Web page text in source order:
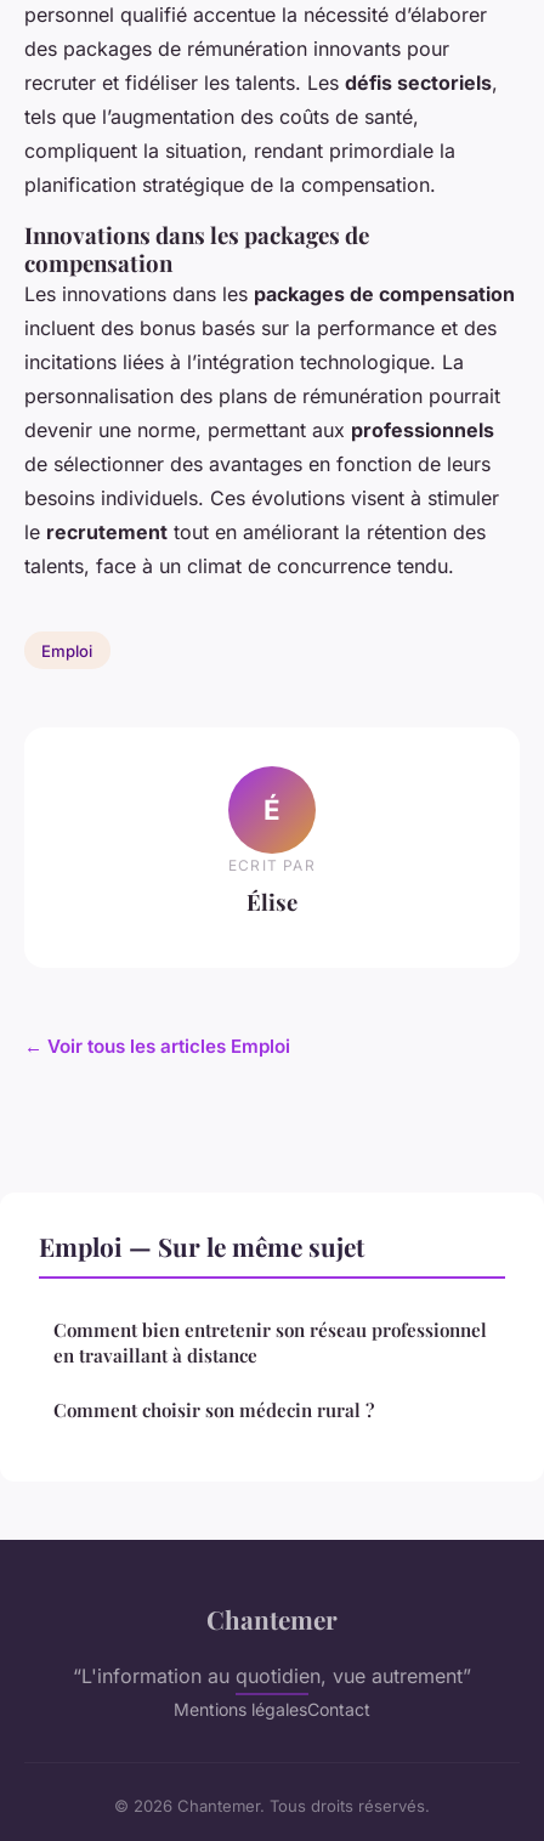
personnel qualifié accentue la nécessité d’élaborer
des packages de rémunération innovants pour
recruter et fidéliser les talents. Les défis sectoriels,
tels que l’augmentation des coûts de santé,
compliquent la situation, rendant primordiale la
planification stratégique de la compensation.
Innovations dans les packages de
compensation
Les innovations dans les packages de compensation
incluent des bonus basés sur la performance et des
incitations liées à l’intégration technologique. La
personnalisation des plans de rémunération pourrait
devenir une norme, permettant aux professionnels
de sélectionner des avantages en fonction de leurs
besoins individuels. Ces évolutions visent à stimuler
le recrutement tout en améliorant la rétention des
talents, face à un climat de concurrence tendu.
Emploi
É
ECRIT PAR
Élise
← Voir tous les articles Emploi
Emploi — Sur le même sujet
Comment bien entretenir son réseau professionnel
en travaillant à distance
Comment choisir son médecin rural ?
Chantemer
“L'information au quotidien, vue autrement”
Mentions légalesContact
© 2026 Chantemer. Tous droits réservés.